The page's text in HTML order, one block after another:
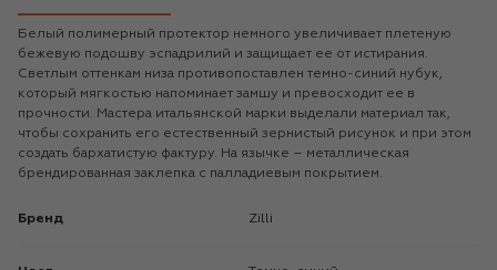
Белый полимерный протектор немного увеличивает плетеную
бежевую подошву эспадрилий и защищает ее от истирания.
Светлым оттенкам низа противопоставлен темно-синий нубук,
который мягкостью напоминает замшу и превосходит ее в
прочности. Мастера итальянской марки выделали материал так,
чтобы сохранить его естественный зернистый рисунок и при этом
создать бархатистую фактуру. На язычке – металлическая
брендированная заклепка с палладиевым покрытием.
Бренд Zilli